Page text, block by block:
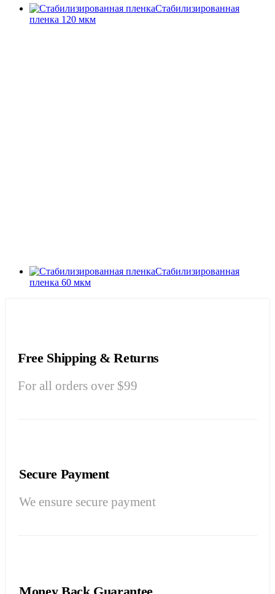
Стабилизированная
пленка 120 мкм
Стабилизированная
пленка 60 мкм
Free Shipping & Returns
For all orders over $99
Secure Payment
We ensure secure payment